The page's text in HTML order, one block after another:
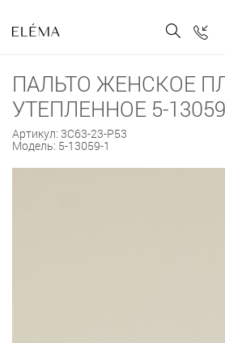
ПАЛЬТО ЖЕНСКОЕ
УТЕПЛЕННОЕ 5-
Артикул: 3С63-23-Р53
Модель: 5-13059-1